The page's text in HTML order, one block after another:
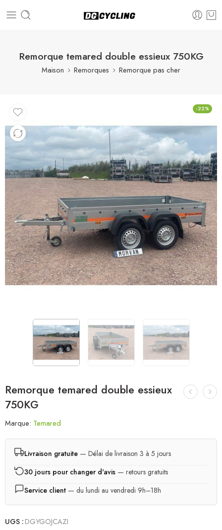
Remorque temared double essieux 750KG
Maison Remorques Remorque pas cher
-22%
Remorque temared double essieux
750KG
Marque: Temared
Livraison gratuite — Délai de livraison 3 à 5 jours
30 jours pour changer d'avis — retours gratuits
Service client — du lundi au vendredi 9h–18h
UGS :DGYGOJCAZI